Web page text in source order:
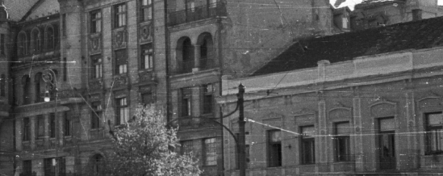
Budapest XIV.
út 33. számú ház udvara, kaktuszgyűjtemény.
1958 · Budapest II. · Hármashatárhegyi repülőtér
a felső hangár bejáratánál egy Kemény K-02 Szellő típusú vitorlázó repülőgép.
1958 ·
felszáll egy